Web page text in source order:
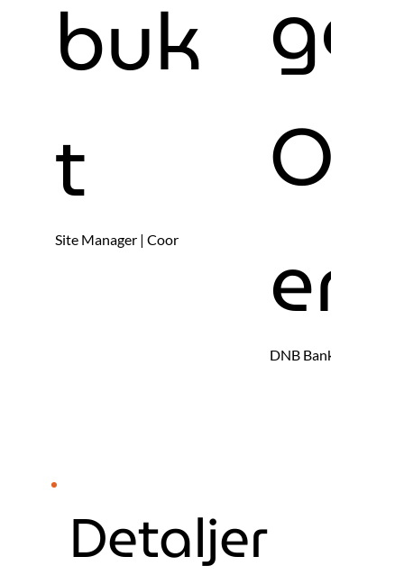
buk
t
Site Manager | Coor
ge
Ols
en
DNB Bank ASA
Detaljer